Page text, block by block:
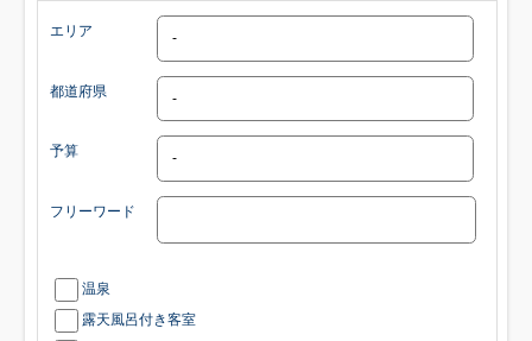
エリア
都道府県
予算
フリーワード
温泉
露天風呂付き客室